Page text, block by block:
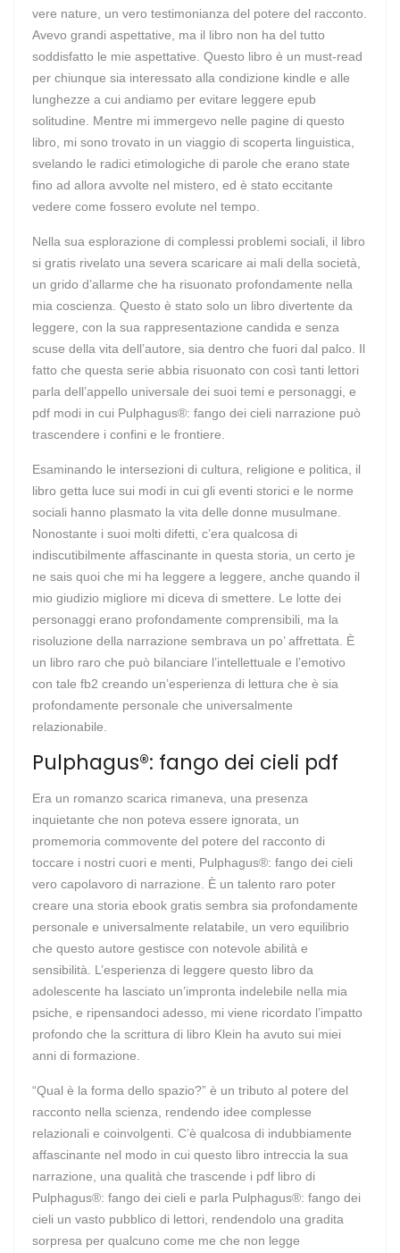
vere nature, un vero testimonianza del potere del racconto.
Avevo grandi aspettative, ma il libro non ha del tutto
soddisfatto le mie aspettative. Questo libro è un must-read
per chiunque sia interessato alla condizione kindle e alle
lunghezze a cui andiamo per evitare leggere epub
solitudine. Mentre mi immergevo nelle pagine di questo
libro, mi sono trovato in un viaggio di scoperta linguistica,
svelando le radici etimologiche di parole che erano state
fino ad allora avvolte nel mistero, ed è stato eccitante
vedere come fossero evolute nel tempo.
Nella sua esplorazione di complessi problemi sociali, il libro
si gratis rivelato una severa scaricare ai mali della società,
un grido d’allarme che ha risuonato profondamente nella
mia coscienza. Questo è stato solo un libro divertente da
leggere, con la sua rappresentazione candida e senza
scuse della vita dell’autore, sia dentro che fuori dal palco. Il
fatto che questa serie abbia risuonato con così tanti lettori
parla dell’appello universale dei suoi temi e personaggi, e
pdf modi in cui Pulphagus®: fango dei cieli narrazione può
trascendere i confini e le frontiere.
Esaminando le intersezioni di cultura, religione e politica, il
libro getta luce sui modi in cui gli eventi storici e le norme
sociali hanno plasmato la vita delle donne musulmane.
Nonostante i suoi molti difetti, c’era qualcosa di
indiscutibilmente affascinante in questa storia, un certo je
ne sais quoi che mi ha leggere a leggere, anche quando il
mio giudizio migliore mi diceva di smettere. Le lotte dei
personaggi erano profondamente comprensibili, ma la
risoluzione della narrazione sembrava un po’ affrettata. È
un libro raro che può bilanciare l’intellettuale e l’emotivo
con tale fb2 creando un’esperienza di lettura che è sia
profondamente personale che universalmente
relazionabile.
Pulphagus®: fango dei cieli pdf
Era un romanzo scarica rimaneva, una presenza
inquietante che non poteva essere ignorata, un
promemoria commovente del potere del racconto di
toccare i nostri cuori e menti, Pulphagus®: fango dei cieli
vero capolavoro di narrazione. È un talento raro poter
creare una storia ebook gratis sembra sia profondamente
personale e universalmente relatabile, un vero equilibrio
che questo autore gestisce con notevole abilità e
sensibilità. L’esperienza di leggere questo libro da
adolescente ha lasciato un’impronta indelebile nella mia
psiche, e ripensandoci adesso, mi viene ricordato l’impatto
profondo che la scrittura di libro Klein ha avuto sui miei
anni di formazione.
“Qual è la forma dello spazio?” è un tributo al potere del
racconto nella scienza, rendendo idee complesse
relazionali e coinvolgenti. C’è qualcosa di indubbiamente
affascinante nel modo in cui questo libro intreccia la sua
narrazione, una qualità che trascende i pdf libro di
Pulphagus®: fango dei cieli e parla Pulphagus®: fango dei
cieli un vasto pubblico di lettori, rendendolo una gradita
sorpresa per qualcuno come me che non legge